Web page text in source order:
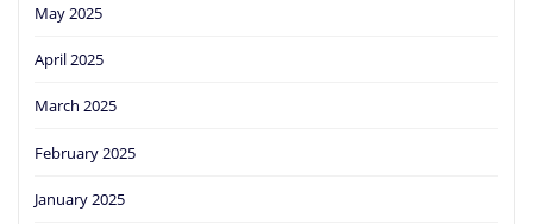
May 2025
April 2025
March 2025
February 2025
January 2025